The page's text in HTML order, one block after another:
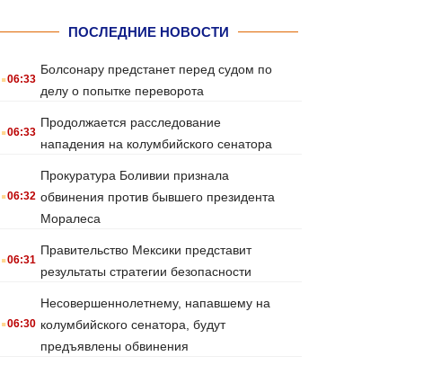
ПОСЛЕДНИЕ НОВОСТИ
.06:33
Болсонару предстанет перед судом по
делу о попытке переворота
.06:33
Продолжается расследование
нападения на колумбийского сенатора
.06:32
Прокуратура Боливии признала
обвинения против бывшего президента
Моралеса
.06:31
Правительство Мексики представит
результаты стратегии безопасности
.06:30
Несовершеннолетнему, напавшему на
колумбийского сенатора, будут
предъявлены обвинения